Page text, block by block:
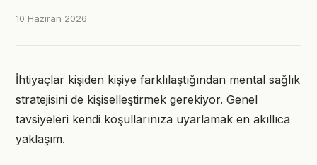
10 Haziran 2026
İhtiyaçlar kişiden kişiye farklılaştığından mental sağlık
stratejisini de kişiselleştirmek gerekiyor. Genel
tavsiyeleri kendi koşullarınıza uyarlamak en akıllıca
yaklaşım.